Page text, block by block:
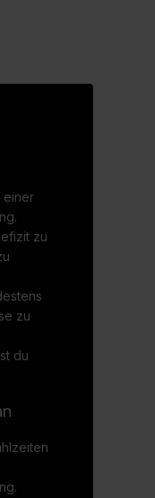
einer
zu
zu
du